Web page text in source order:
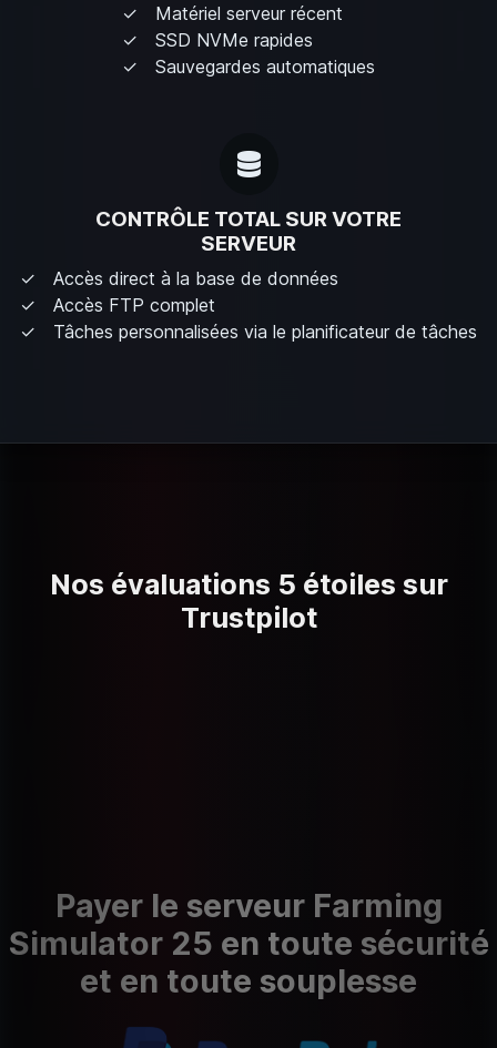
Matériel serveur récent
SSD NVMe rapides
Sauvegardes automatiques
CONTRÔLE TOTAL SUR VOTRE
SERVEUR
Accès direct à la base de données
Accès FTP complet
Tâches personnalisées via le planificateur de tâches
Nos évaluations 5 étoiles sur
Trustpilot
Payer le serveur Farming
Simulator 25 en toute sécurité
et en toute souplesse